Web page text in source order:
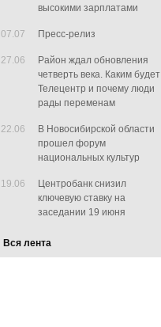
высокими зарплатами
07.07 Пресс-релиз
27.06
Район ждал обновления
четверть века. Каким будет
Телецентр и почему люди
рады переменам
22.06
В Новосибирской области
прошел форум
национальных культур
19.06
Центробанк снизил
ключевую ставку на
заседании 19 июня
Вся лента